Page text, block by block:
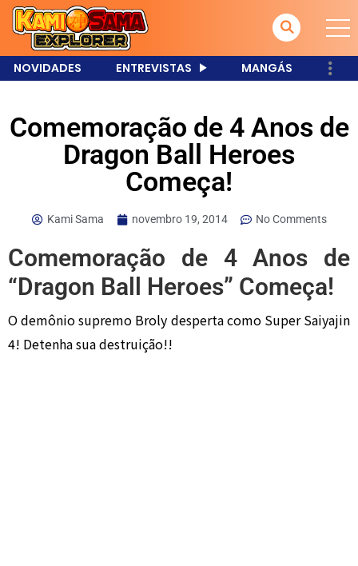
NOVIDADES ENTREVISTAS MANGÁS
Comemoração de 4 Anos de
Dragon Ball Heroes
Começa!
Kami Sama novembro 19, 2014 No Comments
Comemoração de 4 Anos de
“Dragon Ball Heroes” Começa!
O demônio supremo Broly desperta como Super Saiyajin
4! Detenha sua destruição!!